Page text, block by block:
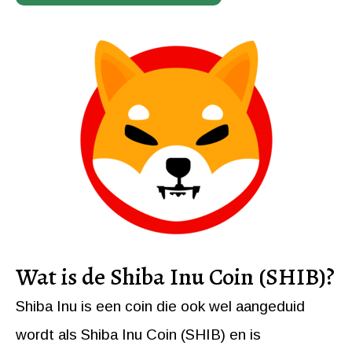
Wat is de Shiba Inu Coin (SHIB)?
Shiba Inu is een coin die ook wel aangeduid
wordt als Shiba Inu Coin (SHIB) en is